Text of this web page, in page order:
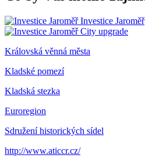
Investice Jaroměř
City upgrade
Královská věnná města
Kladské pomezí
Kladská stezka
Euroregion
Sdružení historických sídel
http://www.aticcr.cz/